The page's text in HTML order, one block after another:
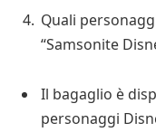
Quali
“Samsonite
Il bagaglio è
personaggi